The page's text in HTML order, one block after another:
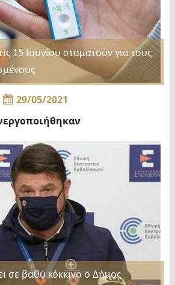
15 Ιουνίου σταματούν για τους
29/05/2021
σε βαθύ κόκκινο ο Δήμος